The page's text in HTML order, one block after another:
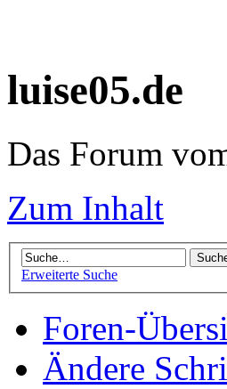
luise05.de
Das Forum
Zum Inhalt
Erweiterte Suche
Foren-
Ändere